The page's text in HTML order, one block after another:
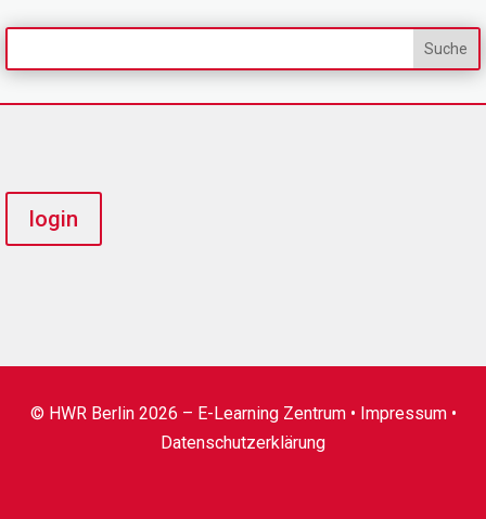
login
© HWR Berlin 2026 – E-Learning Zentrum • Impressum•
Datenschutzerklärung